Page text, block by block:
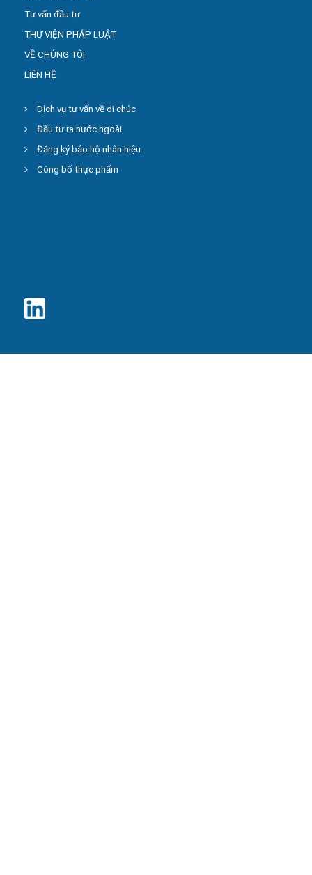
Tư vấn đầu tư
THƯ VIỆN PHÁP LUẬT
VỀ CHÚNG TÔI
LIÊN HỆ
Dịch vụ tư vấn về di chúc
Đầu tư ra nước ngoài
Đăng ký bảo hộ nhãn hiệu
Công bố thực phẩm